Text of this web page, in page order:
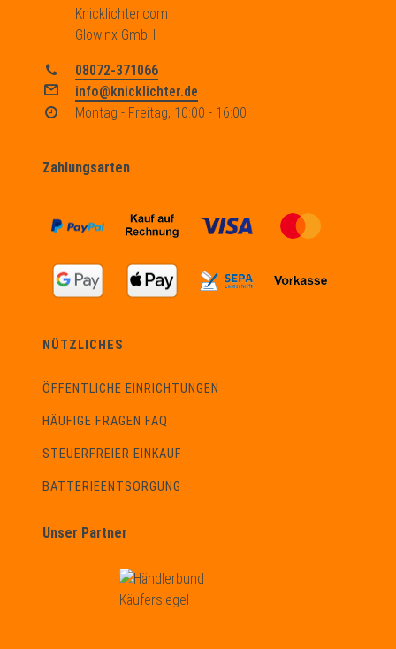
Knicklichter.com
Glowinx GmbH
08072-371066
info@knicklichter.de
Montag - Freitag, 10:00 - 16:00
Zahlungsarten
NÜTZLICHES
ÖFFENTLICHE EINRICHTUNGEN
HÄUFIGE FRAGEN FAQ
STEUERFREIER EINKAUF
BATTERIEENTSORGUNG
Unser Partner